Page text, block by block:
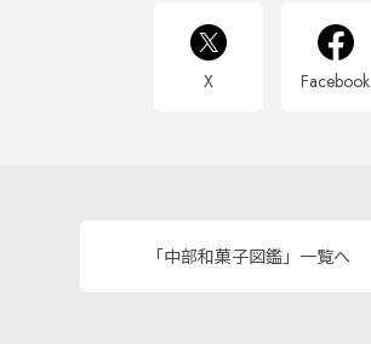
X Facebook
「中部和菓子図鑑」一覧へ